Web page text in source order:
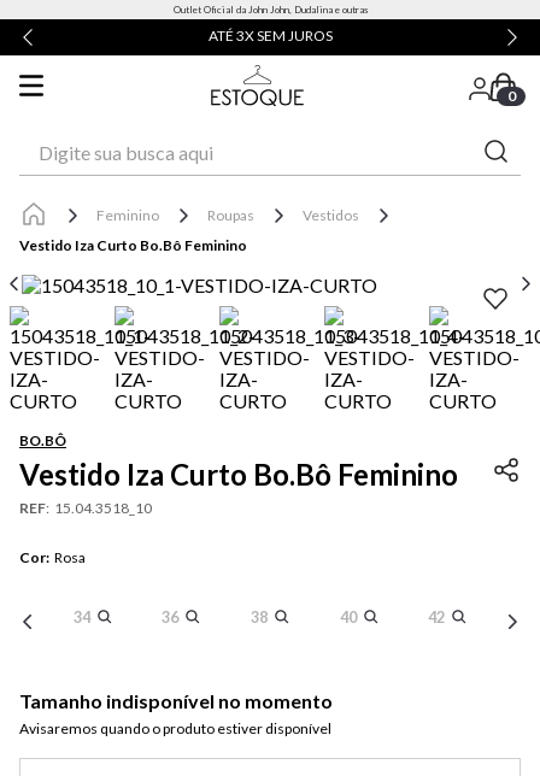
Outlet Oficial da John John, Dudalina e outras
ATÉ 3X SEM JUROS
0
Feminino Roupas
Vestidos
Vestido Iza Curto Bo.Bô Feminino
BO.BÔ
Vestido Iza Curto Bo.Bô Feminino
REF: 15.04.3518_10
Cor: Rosa
34 36 38 40 42
Tamanho indisponível no momento
Avisaremos quando o produto estiver disponível​